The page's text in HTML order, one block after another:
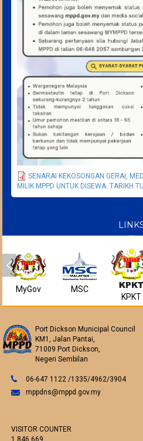
SENARAI KEKOSONGAN GERAI,
MILIK MPPD UNTUK DISEWA. TARIKH
MyGov MSC
KPKT
Port Dickson Municipal Council
KM1, Jalan Pantai,
71009 Port Dickson,
Negeri Sembilan
06-647 1122 /1335/4962/3904
mppdns@mppd.gov.my
VISITOR COUNTER
1,846,669